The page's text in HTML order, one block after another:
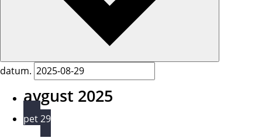
datum.
avgust 2025
pet29